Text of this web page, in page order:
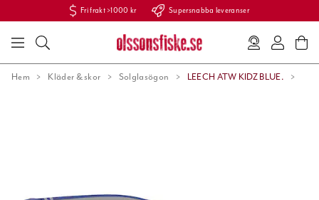
Fri frakt >1000 kr Supersnabba leveranser
Hem Kläder & skor Solglasögon LEECH ATW KIDZ BLUE.